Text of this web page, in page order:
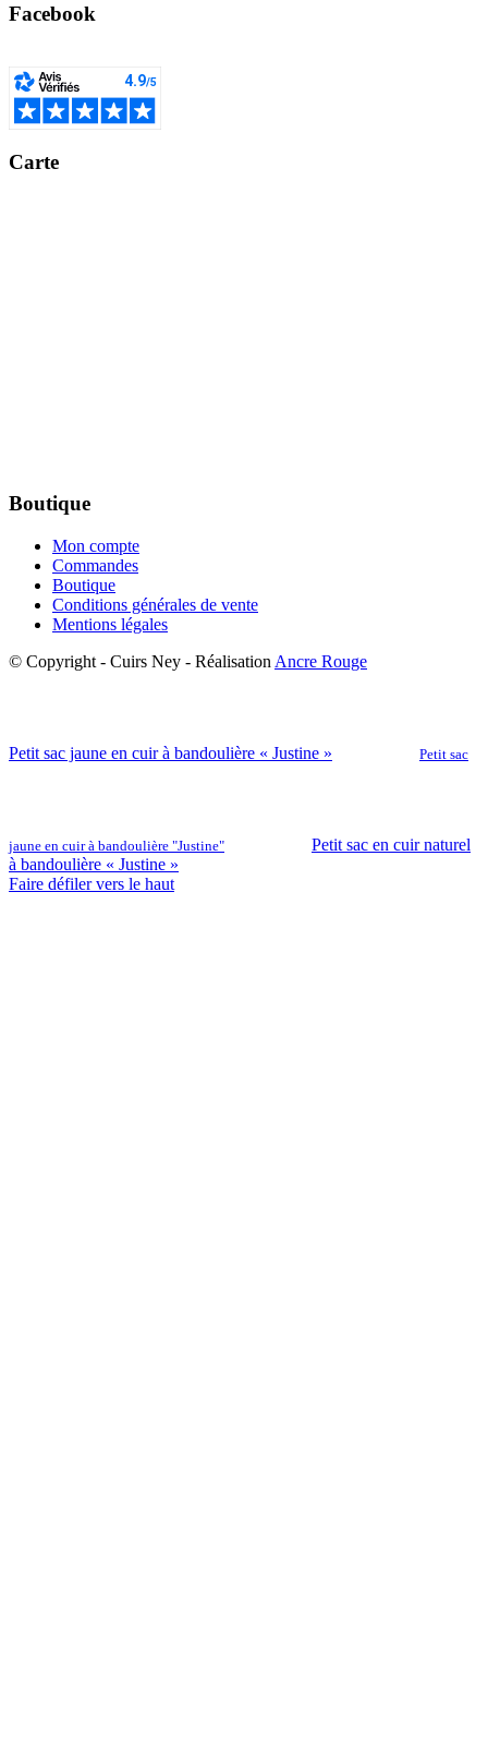
Facebook
Carte
Boutique
Mon compte
Commandes
Boutique
Conditions générales de vente
Mentions légales
© Copyright - Cuirs Ney - Réalisation Ancre Rouge
Petit sac jaune en cuir à bandoulière « Justine » Petit sac
jaune en cuir à bandoulière "Justine"
Petit sac en cuir naturel
à bandoulière « Justine »
Faire défiler vers le haut